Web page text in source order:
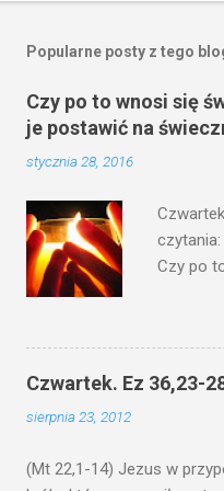
Popularne posty z tego
Czy po to wnosi się
je postawić na
stycznia 28, 2016
czytania:
Czy po
niechaj
ma. W
by je
Czwartek. Ez 36,23-
sierpnia 23, 2012
(Mt 22,1-14) Jezus w